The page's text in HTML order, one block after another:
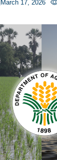
March 17, 2026